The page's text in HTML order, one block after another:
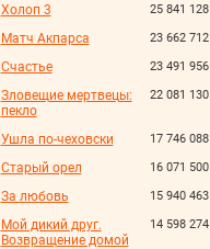
25 841 128
Холоп 3
23 662 712
Матч Акпарса
23 491 956
Счастье
22 081 130
Зловещие мертвецы:
пекло
17 746 088
Ушла по-чеховски
16 071 500
Старый орел
15 940 463
За любовь
14 598 274
Мой дикий друг.
Возвращение домой